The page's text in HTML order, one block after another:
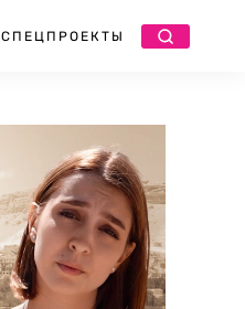
СПЕЦПРОЕКТЫ